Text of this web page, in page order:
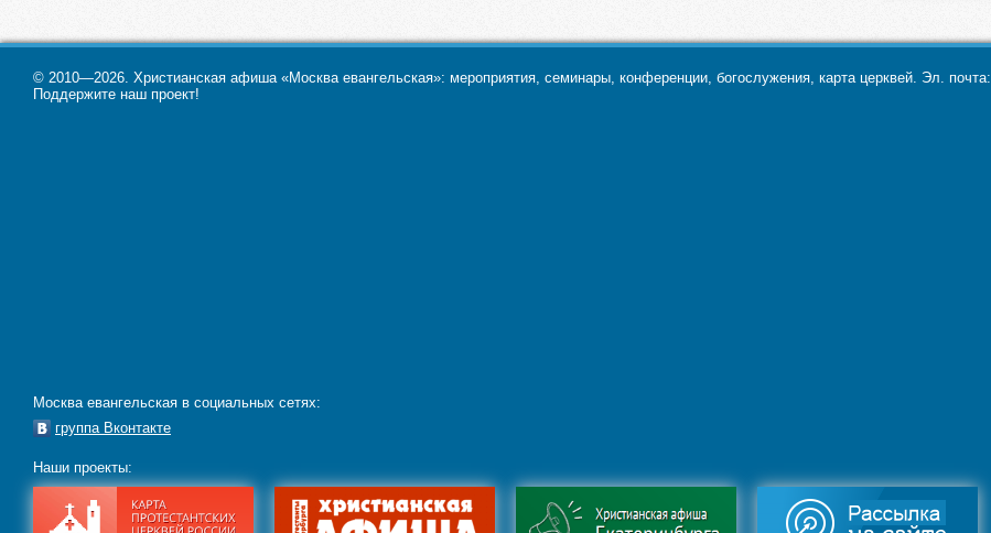
© 2010—2026. Христианская афиша «Москва евангельская»: мероприятия, семинары, конференции, богослужения, карта церквей. Эл. почта:
Поддержите наш проект!
Москва евангельская в социальных сетях:
группа Вконтакте
Наши проекты: